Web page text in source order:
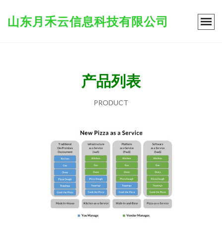
山东月禾云信息科技有限公司
产品列表
PRODUCT